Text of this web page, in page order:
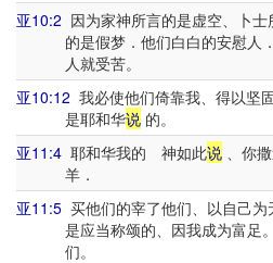
亚10:2 因为家神所言的是虚空、卜
的是假梦．他们白白的安慰人
人就受苦。
亚10:12 我必使他们倚靠我、得以坚
是耶和华说的。
亚11:4 耶和华我的 神如此说 、你
羊．
亚11:5 买他们的宰了他们、以自己为
是应当称颂的、因我成为富足
们。